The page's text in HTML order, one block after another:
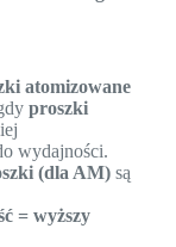
atomizowane
proszki
wydajności.
(dla AM)są
= wyższy